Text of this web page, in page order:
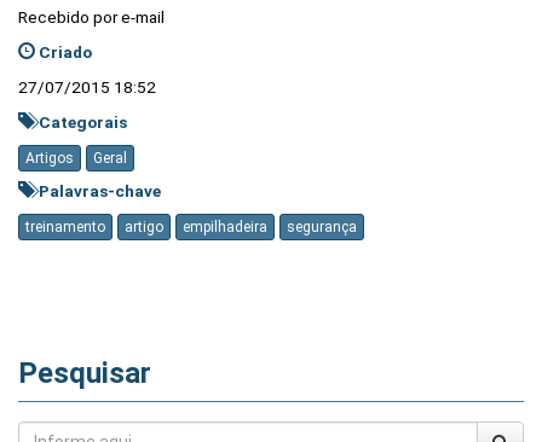
Recebido por e-mail
Criado
27/07/2015 18:52
Categorais
Artigos Geral
Palavras-chave
treinamento artigo empilhadeira segurança
Pesquisar